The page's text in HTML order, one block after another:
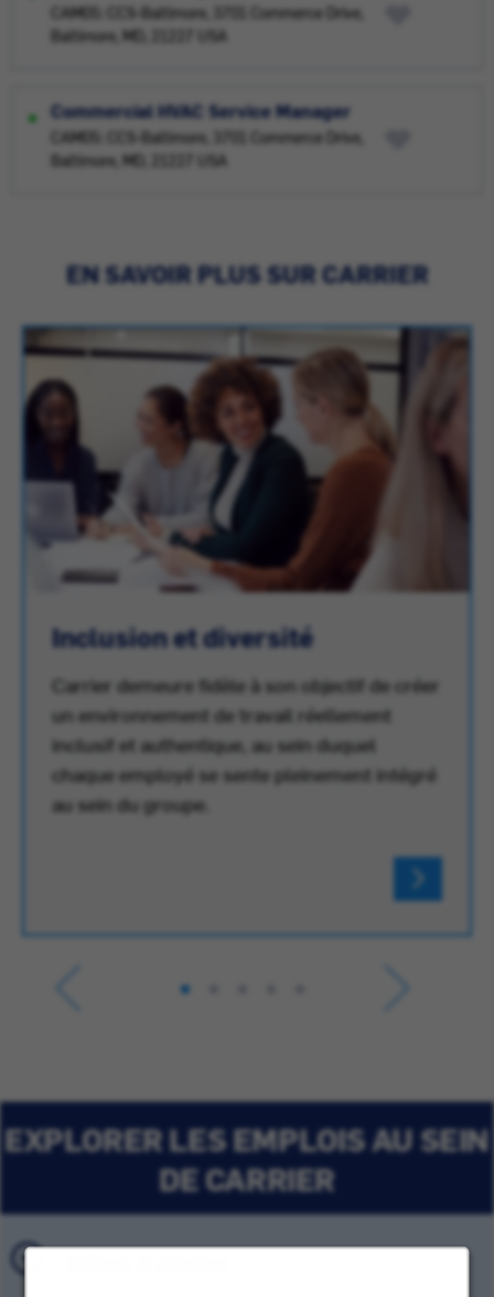
CAM05: CCS-Baltimore, 3701 Commerce Drive,
Baltimore, MD, 21227 USA
Commercial HVAC Service Manager
CAM05: CCS-Baltimore, 3701 Commerce Drive,
Baltimore, MD, 21227 USA
EN SAVOIR PLUS SUR CARRIER
Inclusion et diversité
Carrier demeure fidèle à son objectif de créer
un environnement de travail réellement
inclusif et authentique, au sein duquel
chaque employé se sente pleinement intégré
au sein du groupe.
EXPLORER LES EMPLOIS AU SEIN
DE CARRIER